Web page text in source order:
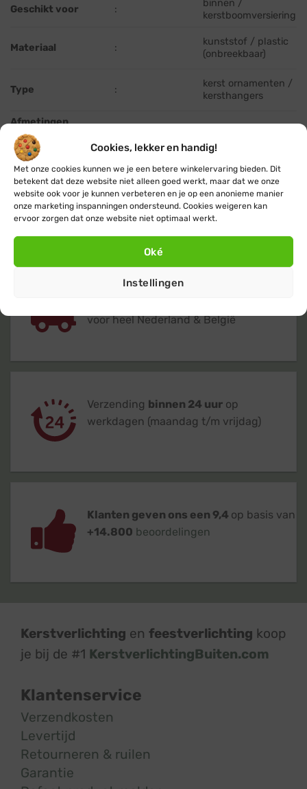
Cookies, lekker en handig!
Met onze cookies kunnen we je een betere winkelervaring bieden. Dit
betekent dat deze website niet alleen goed werkt, maar dat we onze
website ook voor je kunnen verbeteren en je op een anonieme manier
onze marketing inspanningen ondersteund. Cookies weigeren kan
ervoor zorgen dat onze website niet optimaal werkt.
Oké
Instellingen
Geschikt voor :
binnen /
kerstboomversiering
Materiaal :
kunststof / plastic
(onbreekbaar)
Type :
kerst ornamenten /
kersthangers
Afmetingen
diameter en
hoogte (cm)
Staand of hangend : hangend
voor heel Nederland & België
Verzending binnen 24 uur op
werkdagen (maandag t/m vrijdag)
Klanten geven ons een 9,4 op basis van
+14.800 beoordelingen
Kerstverlichting en feestverlichting koop
je bij de #1 KerstverlichtingBuiten.com
Klantenservice
Verzendkosten
Levertijd
Retourneren & ruilen
Garantie